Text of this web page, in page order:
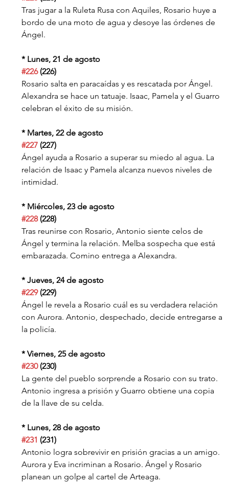
Tras jugar a la Ruleta Rusa con Aquiles, Rosario huye a
bordo de una moto de agua y desoye las órdenes de
Ángel.
* Lunes, 21 de agosto
#226 (226)
Rosario salta en paracaídas y es rescatada por Ángel.
Alexandra se hace un tatuaje. Isaac, Pamela y el Guarro
celebran el éxito de su misión.
* Martes, 22 de agosto
#227 (227)
Ángel ayuda a Rosario a superar su miedo al agua. La
relación de Isaac y Pamela alcanza nuevos niveles de
intimidad.
* Miércoles, 23 de agosto
#228 (228)
Tras reunirse con Rosario, Antonio siente celos de
Ángel y termina la relación. Melba sospecha que está
embarazada. Comino entrega a Alexandra.
* Jueves, 24 de agosto
#229 (229)
Ángel le revela a Rosario cuál es su verdadera relación
con Aurora. Antonio, despechado, decide entregarse a
la policía.
* Viernes, 25 de agosto
#230 (230)
La gente del pueblo sorprende a Rosario con su trato.
Antonio ingresa a prisión y Guarro obtiene una copia
de la llave de su celda.
* Lunes, 28 de agosto
#231 (231)
Antonio logra sobrevivir en prisión gracias a un amigo.
Aurora y Eva incriminan a Rosario. Ángel y Rosario
planean un golpe al cartel de Arteaga.